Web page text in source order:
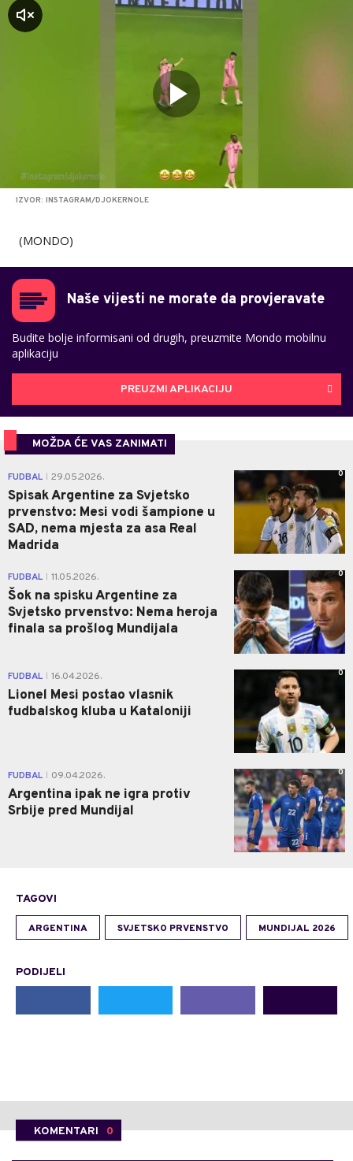
IZVOR: INSTAGRAM/DJOKERNOLE
(MONDO)
Naše vijesti ne morate da provjeravate
Budite bolje informisani od drugih, preuzmite Mondo mobilnu
aplikaciju
PREUZMI APLIKACIJU
MOŽDA ĆE VAS ZANIMATI
FUDBAL 29.05.2026.
Spisak Argentine za Svjetsko
prvenstvo: Mesi vodi šampione u
SAD, nema mjesta za asa Real
Madrida
0
FUDBAL 11.05.2026.
Šok na spisku Argentine za
Svjetsko prvenstvo: Nema heroja
finala sa prošlog Mundijala
0
FUDBAL 16.04.2026.
Lionel Mesi postao vlasnik
fudbalskog kluba u Kataloniji
0
FUDBAL 09.04.2026.
Argentina ipak ne igra protiv
Srbije pred Mundijal
0
TAGOVI
ARGENTINA SVJETSKO PRVENSTVO MUNDIJAL 2026
PODIJELI
KOMENTARI 0